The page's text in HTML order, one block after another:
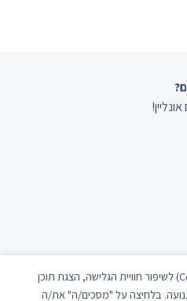
אנו משתמשים בעוגיות (Cookies) לשיפור חוויית הגלישה, הצגת תוכן
בלחיצה על "מסכים/ה" את/ה